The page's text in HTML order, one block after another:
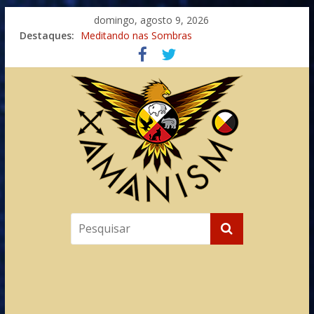
domingo, agosto 9, 2026
Destaques: Meditando nas Sombras
Autosuficiência: A Jornada do Espírito Ancestral
Xamanismo Universal
Totens – Caminho Espiritual – Crescimento
Imaginação na Cura